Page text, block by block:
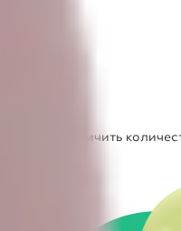
Хочется увеличить